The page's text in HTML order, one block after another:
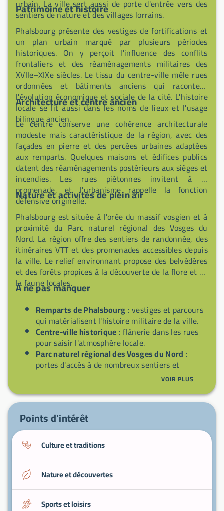
urbain. La ville sert aussi de porte d'entrée vers des
sentiers de nature et des villages lorrains.
Patrimoine et histoire
Phalsbourg présente des vestiges de fortifications et
un plan urbain marqué par plusieurs périodes
historiques. On y perçoit l'influence des conflits
frontaliers et des réaménagements militaires des
XVIIe–XIXe siècles. Le tissu du centre-ville mêle rues
ordonnées et bâtiments anciens qui racontent
l'évolution économique et sociale de la cité. L'histoire
locale se lit aussi dans les noms de lieux et l'usage
bilingue ancien.
Architecture et centre ancien
Le centre conserve une cohérence architecturale
modeste mais caractéristique de la région, avec des
façades en pierre et des percées urbaines adaptées
aux remparts. Quelques maisons et édifices publics
datent des réaménagements postérieurs aux sièges et
incendies. Les rues piétonnes invitent à la
promenade, et l'urbanisme rappelle la fonction
défensive originelle.
Nature et activités de plein air
Phalsbourg est située à l'orée du massif vosgien et à
proximité du Parc naturel régional des Vosges du
Nord. La région offre des sentiers de randonnée, des
itinéraires VTT et des promenades accessibles depuis
la ville. Le relief environnant propose des belvédères
et des forêts propices à la découverte de la flore et de
la faune locales.
À ne pas manquer
Remparts de Phalsbourg : vestiges et parcours
qui matérialisent l'histoire militaire de la ville.
Centre-ville historique : flânerie dans les rues
pour saisir l'atmosphère locale.
Parc naturel régional des Vosges du Nord :
portes d'accès à de nombreux sentiers et
régionaux): découvrir la cuisine d'influence
VOIR PLUS
Points d'intérêt
Culture et traditions
Nature et découvertes
Sports et loisirs